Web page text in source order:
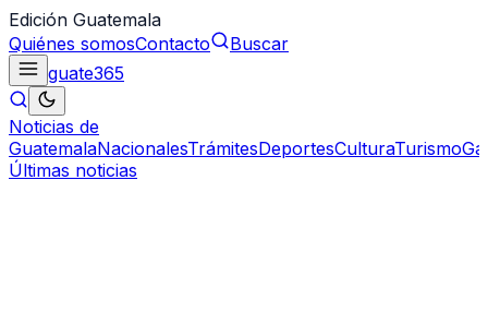
Edición Guatemala
Quiénes somosContacto
Buscar
guate365
Noticias de
GuatemalaNacionalesTrámitesDeportesCulturaTurismo
Últimas noticias